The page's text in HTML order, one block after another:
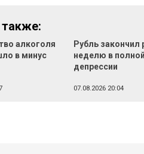
также:
алкоголя
в минус
Рубль закончил
неделю в полной
депрессии
07.08.2026 20:04